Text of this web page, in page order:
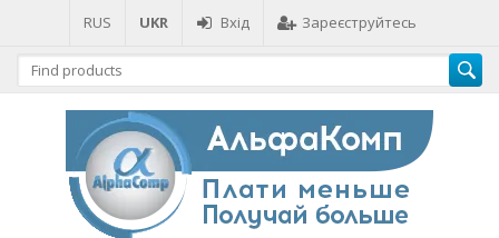
RUS UKR Вхід Зареєструйтесь